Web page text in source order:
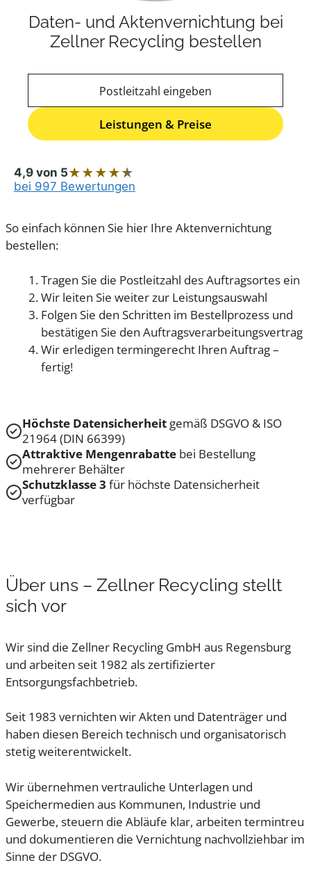
Daten- und Aktenvernichtung bei
Zellner Recycling bestellen
So einfach können Sie hier Ihre Aktenvernichtung
bestellen:
Tragen Sie die Postleitzahl des Auftragsortes ein
Wir leiten Sie weiter zur Leistungsauswahl
Folgen Sie den Schritten im Bestellprozess und
bestätigen Sie den Auftragsverarbeitungsvertrag
Wir erledigen termingerecht Ihren Auftrag –
fertig!
Leistungen & Preise
4,9 von 5★★★★★
bei 997 Bewertungen
Höchste Datensicherheit gemäß DSGVO & ISO
21964 (DIN 66399)
Attraktive Mengenrabatte bei Bestellung
mehrerer Behälter
Schutzklasse 3 für höchste Datensicherheit
verfügbar
Über uns – Zellner Recycling stellt
sich vor
Wir sind die Zellner Recycling GmbH aus Regensburg
und arbeiten seit 1982 als zertifizierter
Entsorgungsfachbetrieb.
Seit 1983 vernichten wir Akten und Datenträger und
haben diesen Bereich technisch und organisatorisch
stetig weiterentwickelt.
Wir übernehmen vertrauliche Unterlagen und
Speichermedien aus Kommunen, Industrie und
Gewerbe, steuern die Abläufe klar, arbeiten termintreu
und dokumentieren die Vernichtung nachvollziehbar im
Sinne der DSGVO.